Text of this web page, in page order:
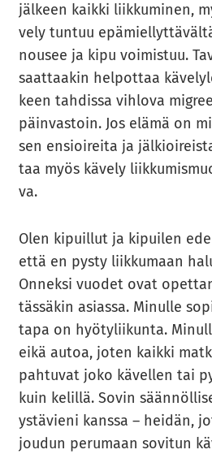
jäl­keen kaik­ki liik­ku­mi­nen,
ve­ly tun­tuu
nousee ja kipu voi­mis­tuu.
saat­taa­kin hel­pot­taa
keen tah­dis­sa vih­lo­va
päin­vas­toin. Jos elämä on
sen en­sioi­rei­ta ja
taa myös kä­ve­ly
va.
Olen ki­puil­lut ja ki­pui­len
että en pysty liik­ku­maan
On­nek­si vuo­det ovat
täs­sä­kin asias­sa. Mi­nul­le
tapa on hyö­ty­lii­kun­ta.
eikä autoa, joten kaik­ki
pah­tu­vat joko kä­vel­len tai
kuin ke­lil­lä. Sovin
ys­tä­vie­ni kans­sa – hei­dän,
jou­dun pe­ru­maan so­vi­tun